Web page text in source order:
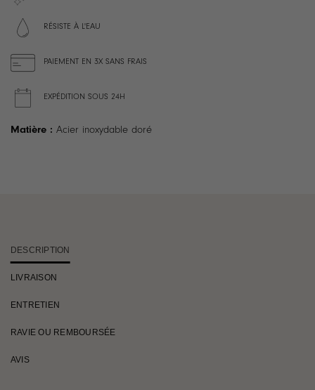
RÉSISTE À L'EAU
PAIEMENT EN 3X SANS FRAIS
EXPÉDITION SOUS 24H
Matière : Acier inoxydable doré
DESCRIPTION
LIVRAISON
ENTRETIEN
RAVIE OU REMBOURSÉE
AVIS